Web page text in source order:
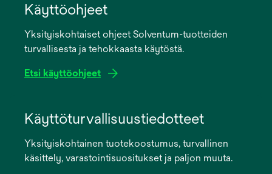
Käyttöohjeet
Yksityiskohtaiset ohjeet Solventum-tuotteiden
turvallisesta ja tehokkaasta käytöstä.
Etsi käyttöohjeet
new
Käyttöturvallisuustiedotteet
Yksityiskohtainen tuotekoostumus, turvallinen
käsittely, varastointisuositukset ja paljon muuta.